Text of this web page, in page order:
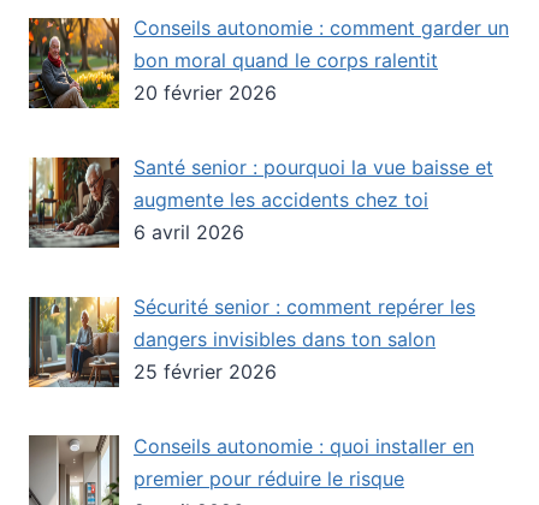
Conseils autonomie : comment garder un
bon moral quand le corps ralentit
20 février 2026
Santé senior : pourquoi la vue baisse et
augmente les accidents chez toi
6 avril 2026
Sécurité senior : comment repérer les
dangers invisibles dans ton salon
25 février 2026
Conseils autonomie : quoi installer en
premier pour réduire le risque